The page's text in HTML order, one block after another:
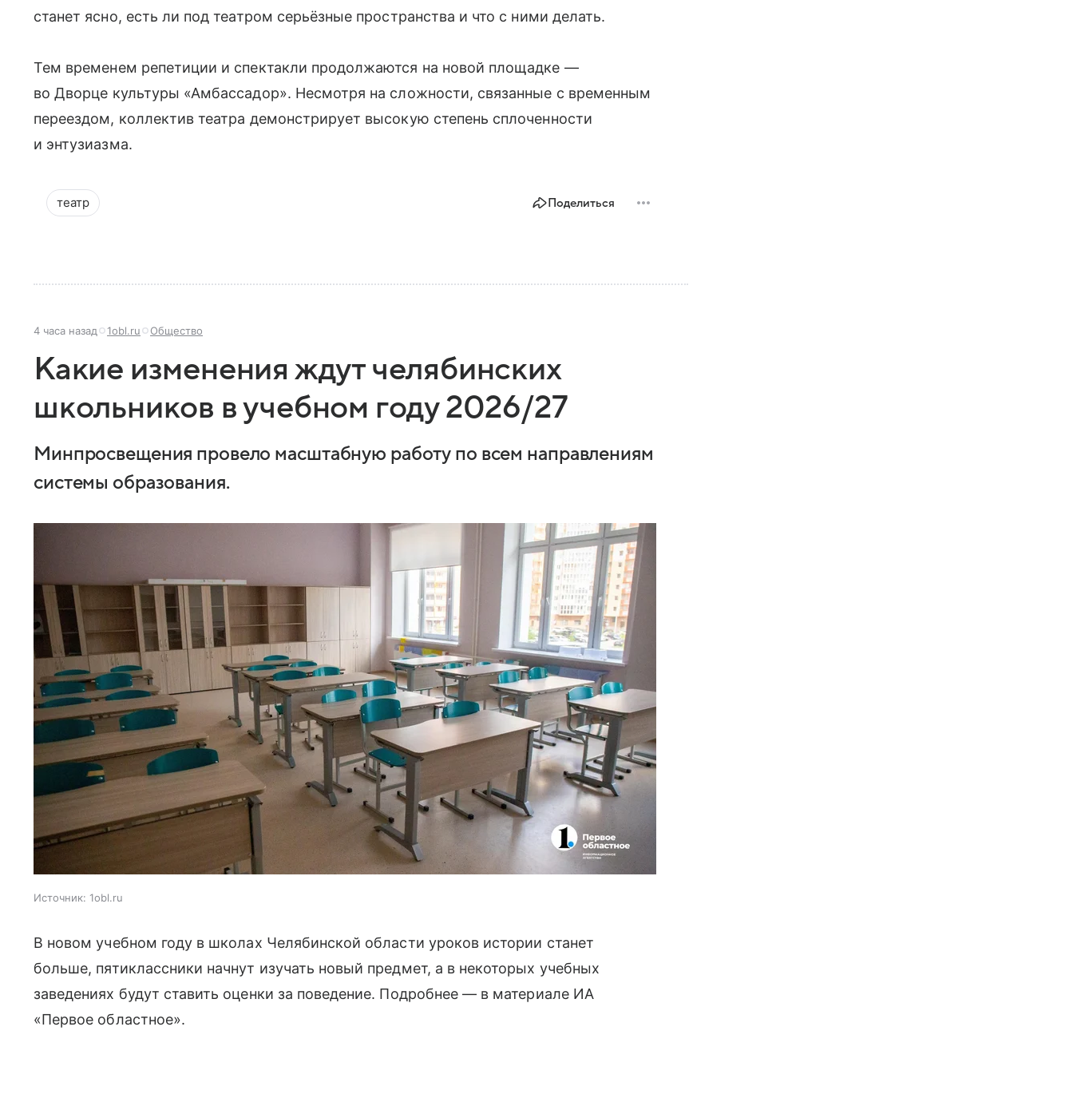
станет ясно, есть ли под театром серьёзные пространства и что с ними делать.
Тем временем репетиции и спектакли продолжаются на новой площадке —
во Дворце культуры «Амбассадор». Несмотря на сложности, связанные с временным
переездом, коллектив театра демонстрирует высокую степень сплоченности
и энтузиазма.
театр Поделиться
4 часа назад 1obl.ru Общество
Какие изменения ждут челябинских
школьников в учебном году 2026/27
Минпросвещения провело масштабную работу по всем направлениям
системы образования.
Источник: 1obl.ru
В новом учебном году в школах Челябинской области уроков истории станет
больше, пятиклассники начнут изучать новый предмет, а в некоторых учебных
заведениях будут ставить оценки за поведение. Подробнее — в материале ИА
«Первое областное».